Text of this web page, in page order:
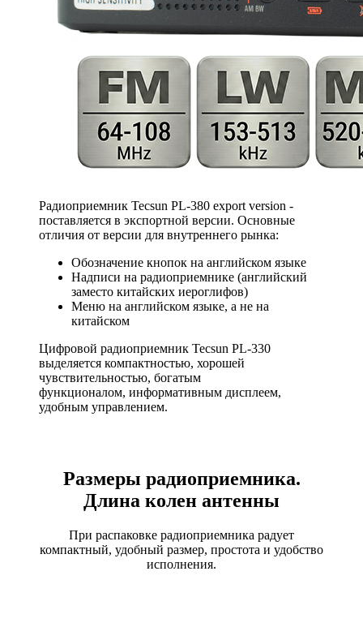
Радиоприемник Tecsun PL-380 export version -
поставляется в экспортной версии. Основные
отличия от версии для внутреннего рынка:
Обозначение кнопок на английском языке
Надписи на радиоприемнике (английский
заместо китайских иероглифов)
Меню на английском языке, а не на
китайском
Цифровой радиоприемник Tecsun PL-330
выделяется компактностью, хорошей
чувствительностью, богатым
функционалом, информативным дисплеем,
удобным управлением.
Размеры радиоприемника.
Длина колен антенны
При распаковке радиоприемника радует
компактный, удобный размер, простота и удобство
исполнения.